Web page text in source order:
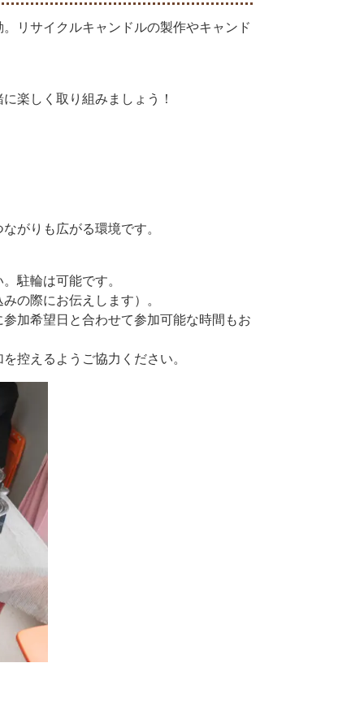
2022年2月
2021年11月
2020年9月
リサイクルキャンドルの製作やキャンド
楽しく取り組みましょう！
がりも広がる環境です。
駐輪は可能です。
の際にお伝えします）。
加希望日と合わせて参加可能な時間もお
控えるようご協力ください。